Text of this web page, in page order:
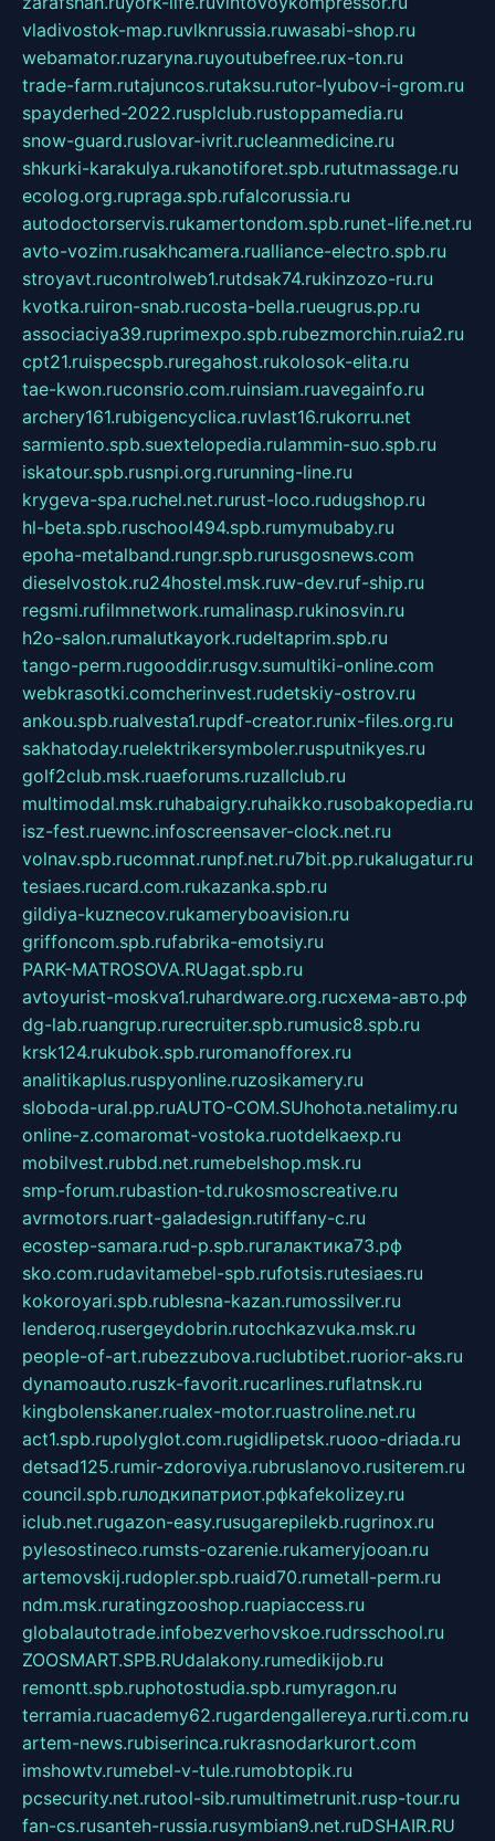
vladivostok-map.ruvlknrussia.ruwasabi-shop.ru
webamator.ruzaryna.ruyoutubefree.rux-ton.ru
trade-farm.rutajuncos.rutaksu.rutor-lyubov-i-grom.ru
spayderhed-2022.rusplclub.rustoppamedia.ru
snow-guard.ruslovar-ivrit.rucleanmedicine.ru
shkurki-karakulya.rukanotiforet.spb.rututmassage.ru
ecolog.org.rupraga.spb.rufalcorussia.ru
autodoctorservis.rukamertondom.spb.runet-life.net.ru
avto-vozim.rusakhcamera.rualliance-electro.spb.ru
stroyavt.rucontrolweb1.rutdsak74.rukinzozo-ru.ru
kvotka.ruiron-snab.rucosta-bella.rueugrus.pp.ru
associaciya39.ruprimexpo.spb.rubezmorchin.ruia2.ru
cpt21.ruispecspb.ruregahost.rukolosok-elita.ru
tae-kwon.ruconsrio.com.ruinsiam.ruavegainfo.ru
archery161.rubigencyclica.ruvlast16.rukorru.net
sarmiento.spb.suextelopedia.rulammin-suo.spb.ru
iskatour.spb.rusnpi.org.rurunning-line.ru
krygeva-spa.ruchel.net.rurust-loco.rudugshop.ru
hl-beta.spb.ruschool494.spb.rumymubaby.ru
epoha-metalband.rungr.spb.rurusgosnews.com
dieselvostok.ru24hostel.msk.ruw-dev.ruf-ship.ru
regsmi.rufilmnetwork.rumalinasp.rukinosvin.ru
h2o-salon.rumalutkayork.rudeltaprim.spb.ru
tango-perm.rugooddir.rusgv.sumultiki-online.com
webkrasotki.comcherinvest.rudetskiy-ostrov.ru
ankou.spb.rualvesta1.rupdf-creator.runix-files.org.ru
sakhatoday.ruelektrikersymboler.rusputnikyes.ru
golf2club.msk.ruaeforums.ruzallclub.ru
multimodal.msk.ruhabaigry.ruhaikko.rusobakopedia.ru
isz-fest.ruewnc.infoscreensaver-clock.net.ru
volnav.spb.rucomnat.runpf.net.ru7bit.pp.rukalugatur.ru
tesiaes.rucard.com.rukazanka.spb.ru
gildiya-kuznecov.rukameryboavision.ru
griffoncom.spb.rufabrika-emotsiy.ru
PARK-MATROSOVA.RUagat.spb.ru
avtoyurist-moskva1.ruhardware.org.ruсхема-авто.рф
dg-lab.ruangrup.rurecruiter.spb.rumusic8.spb.ru
krsk124.rukubok.spb.ruromanofforex.ru
analitikaplus.ruspyonline.ruzosikamery.ru
sloboda-ural.pp.ruAUTO-COM.SUhohota.netalimy.ru
online-z.comaromat-vostoka.ruotdelkaexp.ru
mobilvest.rubbd.net.rumebelshop.msk.ru
smp-forum.rubastion-td.rukosmoscreative.ru
avrmotors.ruart-galadesign.rutiffany-c.ru
ecostep-samara.rud-p.spb.ruгалактика73.рф
sko.com.rudavitamebel-spb.rufotsis.rutesiaes.ru
kokoroyari.spb.rublesna-kazan.rumossilver.ru
lenderoq.rusergeydobrin.rutochkazvuka.msk.ru
people-of-art.rubezzubova.ruclubtibet.ruorior-aks.ru
dynamoauto.ruszk-favorit.rucarlines.ruflatnsk.ru
kingbolenskaner.rualex-motor.ruastroline.net.ru
act1.spb.rupolyglot.com.rugidlipetsk.ruooo-driada.ru
detsad125.rumir-zdoroviya.rubruslanovo.rusiterem.ru
council.spb.ruлодкипатриот.рфkafekolizey.ru
iclub.net.rugazon-easy.rusugarepilekb.rugrinox.ru
pylesostineco.rumsts-ozarenie.rukameryjooan.ru
artemovskij.rudopler.spb.ruaid70.rumetall-perm.ru
ndm.msk.ruratingzooshop.ruapiaccess.ru
globalautotrade.infobezverhovskoe.rudrsschool.ru
ZOOSMART.SPB.RUdalakony.rumedikijob.ru
remontt.spb.ruphotostudia.spb.rumyragon.ru
terramia.ruacademy62.rugardengallereya.rurti.com.ru
artem-news.rubiserinca.rukrasnodarkurort.com
imshowtv.rumebel-v-tule.rumobtopik.ru
pcsecurity.net.rutool-sib.rumultimetrunit.rusp-tour.ru
fan-cs.rusanteh-russia.rusymbian9.net.ruDSHAIR.RU